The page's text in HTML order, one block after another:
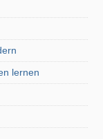
lernen